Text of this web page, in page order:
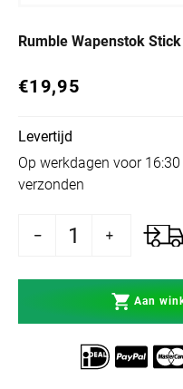
Rumble Wapenstok
Normale prijs
€19,95
Levertijd
Op werkdagen voor
verzonden
Wapenstok Stick
voor Rumble
Aan